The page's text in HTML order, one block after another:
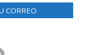
CORREO